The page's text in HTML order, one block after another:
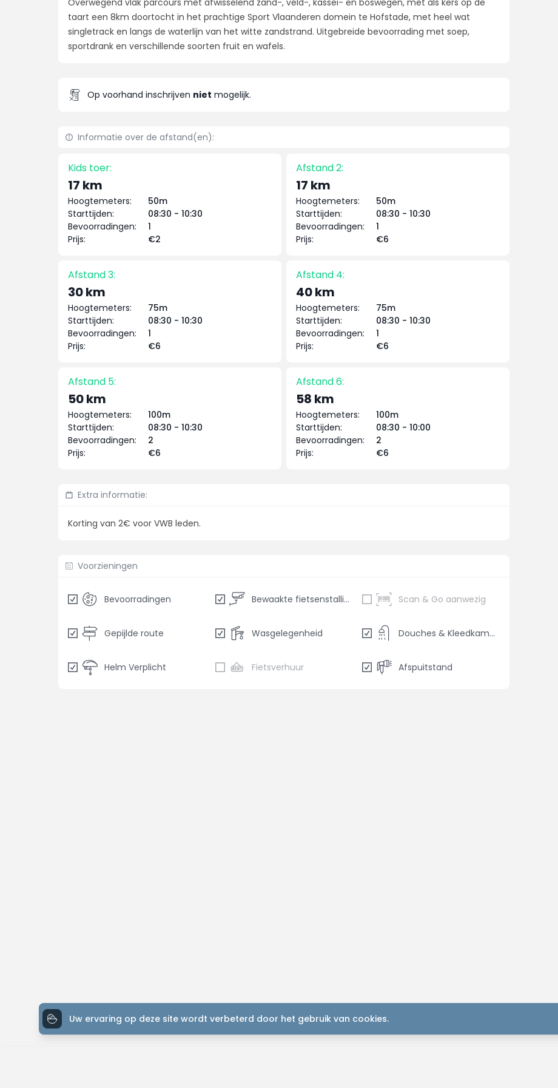
taart een 8km doortocht in het prachtige Sport Vlaanderen domein te Hofstade, met heel wat
singletrack en langs de waterlijn van het witte zandstrand. Uitgebreide bevoorrading met soep,
sportdrank en verschillende soorten fruit en wafels.
Op voorhand inschrijven niet mogelijk.
Informatie over de afstand(en):
Kids toer:
17 km
Hoogtemeters:
50m
Starttijden:
08:30 - 10:30
Bevoorradingen:
1
Prijs:
€2
Afstand 2:
17 km
Hoogtemeters:
50m
Starttijden:
08:30 - 10:30
Bevoorradingen:
1
Prijs:
€6
Afstand 3:
30 km
Hoogtemeters:
75m
Starttijden:
08:30 - 10:30
Bevoorradingen:
1
Prijs:
€6
Afstand 4:
40 km
Hoogtemeters:
75m
Starttijden:
08:30 - 10:30
Bevoorradingen:
1
Prijs:
€6
Afstand 5:
50 km
Hoogtemeters:
100m
Starttijden:
08:30 - 10:30
Bevoorradingen:
2
Prijs:
€6
Afstand 6:
58 km
Hoogtemeters:
100m
Starttijden:
08:30 - 10:00
Bevoorradingen:
2
Prijs:
€6
Extra informatie:
Korting van 2€ voor VWB leden.
Voorzieningen
Bevoorradingen Bewaakte fietsenstalling Scan & Go aanwezig
Gepijlde route Wasgelegenheid Douches & Kleedkamers
Helm Verplicht Fietsverhuur Afspuitstand
Uw ervaring op deze site wordt verbeterd door het gebruik van cookies.